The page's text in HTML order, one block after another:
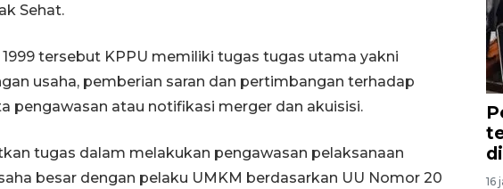
Sehat.
tersebut KPPU memiliki tugas tugas utama yakni
usaha, pemberian saran dan pertimbangan terhadap
pengawasan atau notifikasi merger dan akuisisi.
tugas dalam melakukan pengawasan pelaksanaan
besar dengan pelaku UMKM berdasarkan UU Nomor 20
16